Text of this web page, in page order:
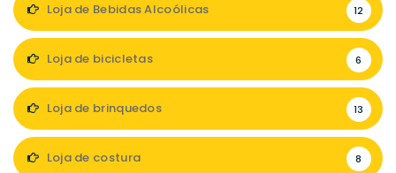
Loja de Bebidas Alcoólicas 12
Loja de bicicletas 6
Loja de brinquedos 13
Loja de costura 8